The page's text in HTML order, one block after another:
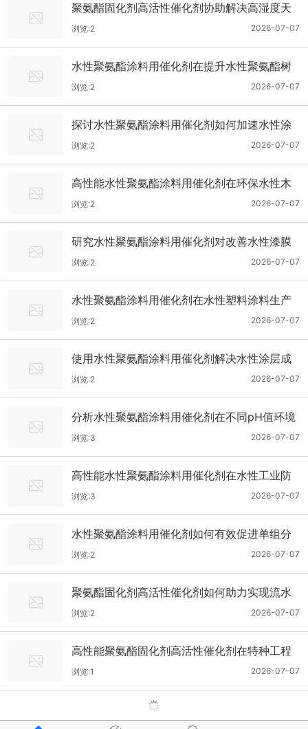
聚氨酯固化剂高活性催化剂协助解决高湿度天
气下聚氨酯涂层固化慢痛点
2026-07-07
浏览:2
水性聚氨酯涂料用催化剂在提升水性聚氨酯树
脂固化性能方面的应用研究
2026-07-07
浏览:2
探讨水性聚氨酯涂料用催化剂如何加速水性涂
层水分挥发后的分子交联密度
2026-07-07
浏览:2
高性能水性聚氨酯涂料用催化剂在环保水性木
器涂装中的提升硬度应用案例
2026-07-07
浏览:2
研究水性聚氨酯涂料用催化剂对改善水性漆膜
耐水性与耐溶剂性能的贡献
2026-07-07
浏览:2
水性聚氨酯涂料用催化剂在水性塑料涂料生产
中实现快速干燥的技术指南
2026-07-07
浏览:2
使用水性聚氨酯涂料用催化剂解决水性涂层成
膜过程中表面光泽度不足问题
2026-07-07
浏览:2
分析水性聚氨酯涂料用催化剂在不同pH值环境
下的催化活性及其稳定性
2026-07-07
浏览:3
高性能水性聚氨酯涂料用催化剂在水性工业防
腐底漆中的耐腐蚀性强化作用
2026-07-07
浏览:3
水性聚氨酯涂料用催化剂如何有效促进单组分
水性聚氨酯的交联固化过程
2026-07-07
浏览:2
聚氨酯固化剂高活性催化剂如何助力实现流水
线涂装工艺的高效周转与降本
2026-07-07
浏览:2
高性能聚氨酯固化剂高活性催化剂在特种工程
涂料快速成型工艺中的贡献
2026-07-07
浏览:1